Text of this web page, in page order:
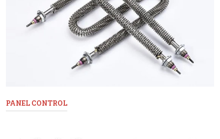
PANEL CONTROL